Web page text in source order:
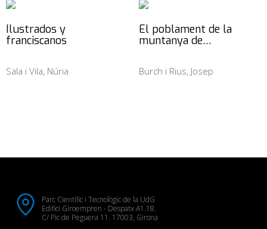
Ilustrados y
franciscanos
Sala i Vila, Núria
El poblament de la
muntanya de…
Burch i Rius, Josep
Parc Científic i Tecnològic de la UdG
Edifici Giroempren - Despatx A1.18.
C/ Pic de Peguera 11. 17003, Girona